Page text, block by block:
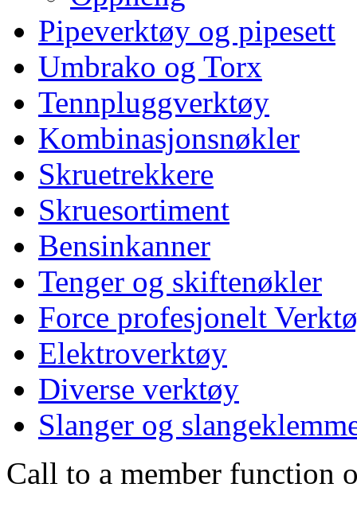
Pipeverktøy og pipesett
Umbrako og Torx
Tennpluggverktøy
Kombinasjonsnøkler
Skruetrekkere
Skruesortiment
Bensinkanner
Tenger og skiftenøkler
Force profesjonelt
Elektroverktøy
Diverse verktøy
Slanger og
Call to a member function